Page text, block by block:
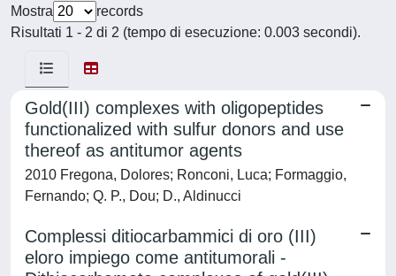
Mostra
records
Risultati 1 - 2 di 2 (tempo di esecuzione: 0.003 secondi).
Gold(III) complexes with oligopeptides
functionalized with sulfur donors and use
thereof as antitumor agents
2010 Fregona, Dolores; Ronconi, Luca; Formaggio,
Fernando; Q. P., Dou; D., Aldinucci
Complessi ditiocarbammici di oro (III)
eloro impiego come antitumorali -